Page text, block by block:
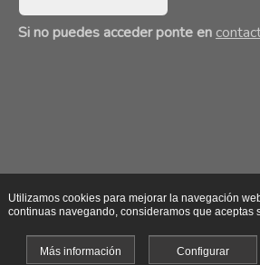
Si no puedes acceder ponte en
Utilizamos cookies para mejorar la navegación
continuas navegando, consideramos que aceptas
Más información Configurar